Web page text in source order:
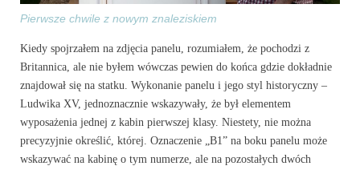
Pierwsze chwile z nowym znaleziskiem
Kiedy spojrzałem na zdjęcia panelu, rozumiałem, że pochodzi z
Britannica, ale nie byłem wówczas pewien do końca gdzie dokładnie
znajdował się na statku. Wykonanie panelu i jego styl historyczny –
Ludwika XV, jednoznacznie wskazywały, że był elementem
wyposażenia jednej z kabin pierwszej klasy. Niestety, nie można
precyzyjnie określić, której. Oznaczenie „B1” na boku panelu może
wskazywać na kabinę o tym numerze, ale na pozostałych dwóch